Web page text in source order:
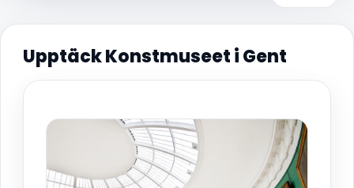
Upptäck Konstmuseet i Gent